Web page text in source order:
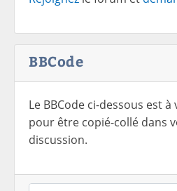
BBCode
Le BBCode ci-dessous est
pour être copié-collé dans
discussion.